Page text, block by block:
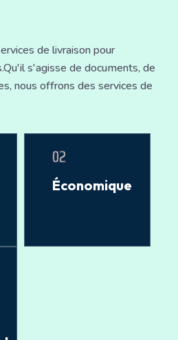
de livraison pour
Qu'il s'agisse de documents, de
nous offrons des services de
02
Économique